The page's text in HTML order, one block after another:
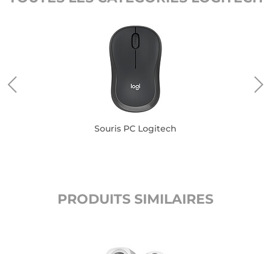
Souris PC Logitech
PRODUITS SIMILAIRES